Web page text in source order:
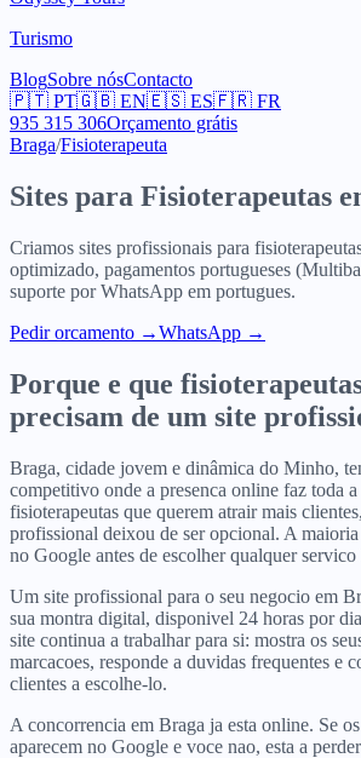
Turismo
BlogSobre nósContacto
🇵🇹 PT🇬🇧 EN🇪🇸 ES🇫🇷 FR
935 315 306Orçamento grátis
Braga/Fisioterapeuta
Sites para Fisioterapeutas
Criamos sites profissionais para
optimizado, pagamentos portugueses
suporte por WhatsApp em portugues.
Pedir orcamento →WhatsApp →
Porque e que
precisam de um site
Braga, cidade jovem e dinâmica do Minho,
competitivo onde a presenca online faz toda
fisioterapeutas que querem atrair mais
profissional deixou de ser opcional. A maioria
no Google antes de escolher qualquer servico
Um site profissional para o seu negocio em
sua montra digital, disponivel 24 horas por
site continua a trabalhar para si: mostra os
marcacoes, responde a duvidas frequentes e
clientes a escolhe-lo.
A concorrencia em Braga ja esta online. Se
aparecem no Google e voce nao, esta a